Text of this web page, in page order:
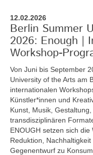
12.02.2026
Berlin Summer
2026: Enough |
Workshop-
Von Juni bis September
University of the Arts am
internationalen
Künstler*innen und
Kunst, Musik,
transdisziplinären
ENOUGH setzen sich
Reduktion,
Gegenentwurf zu